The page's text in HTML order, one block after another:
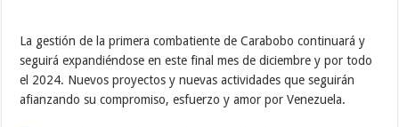
La gestión de la primera combatiente de Carabobo continuará y
seguirá expandiéndose en este final mes de diciembre y por todo
el 2024. Nuevos proyectos y nuevas actividades que seguirán
afianzando su compromiso, esfuerzo y amor por Venezuela.